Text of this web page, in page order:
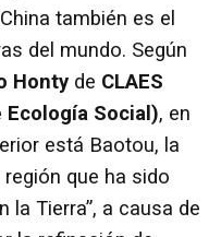
también es el
del mundo. Según
Honty de CLAES
Social), en
está Baotou, la
que ha sido
la Tierra”, a causa de